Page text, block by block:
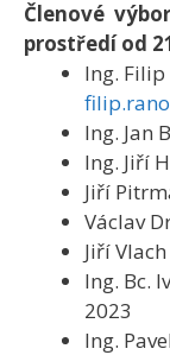
Členové
prostředí od
Ing. Filip
Ing. Jan
Ing. Jiří
Jiří
Václav
Jiří Vlach
Ing. Bc.
2023
Ing.